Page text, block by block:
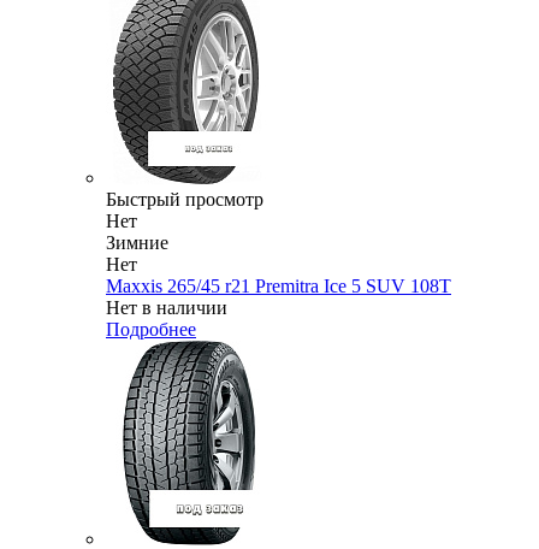
Быстрый просмотр
Нет
Зимние
Нет
Maxxis 265/45 r21 Premitra Ice 5 SUV 108T
Нет в наличии
Подробнее